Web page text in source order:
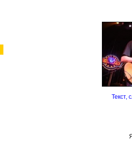
Текст,